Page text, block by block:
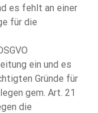
es fehlt an einer
für die
ein und es
Gründe für
gem. Art. 21
die